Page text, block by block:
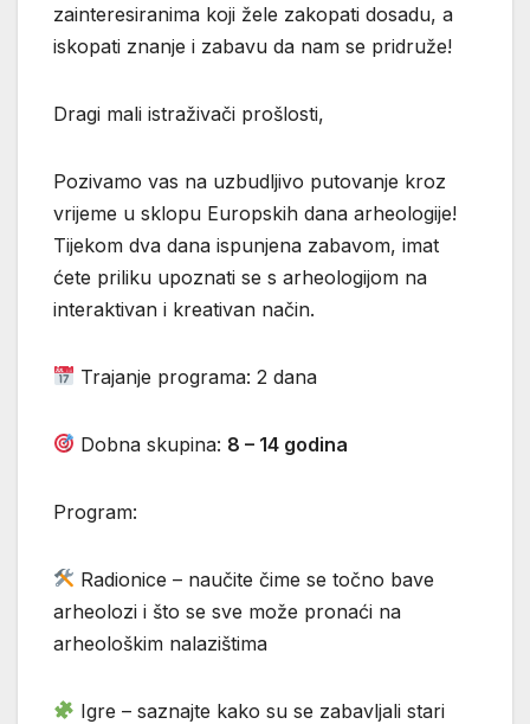
zainteresiranima koji žele zakopati dosadu, a
iskopati znanje i zabavu da nam se pridruže!
Dragi mali istraživači prošlosti,
Pozivamo vas na uzbudljivo putovanje kroz
vrijeme u sklopu Europskih dana arheologije!
Tijekom dva dana ispunjena zabavom, imat
ćete priliku upoznati se s arheologijom na
interaktivan i kreativan način.
Trajanje programa: 2 dana
Dobna skupina: 8 – 14 godina
Program:
Radionice – naučite čime se točno bave
arheolozi i što se sve može pronaći na
arheološkim nalazištima
Igre – saznajte kako su se zabavljali stari